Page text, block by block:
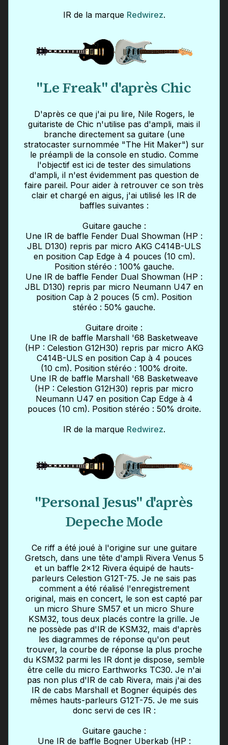
IR de la marque Redwirez.
"Le Freak" d'après Chic
D'après ce que j'ai pu lire, Nile Rogers, le
guitariste de Chic n'utilise pas d'ampli, mais il
branche directement sa guitare (une
stratocaster surnommée "The Hit Maker") sur
le préampli de la console en studio. Comme
l'objectif est ici de tester des simulations
d'ampli, il n'est évidemment pas question de
faire pareil. Pour aider à retrouver ce son très
clair et chargé en aigus, j'ai utilisé les IR de
baffles suivantes :
Guitare gauche :
Une IR de baffle Fender Dual Showman (HP :
JBL D130) repris par micro AKG C414B-ULS
en position Cap Edge à 4 pouces (10 cm).
Position stéréo : 100% gauche.
Une IR de baffle Fender Dual Showman (HP :
JBL D130) repris par micro Neumann U47 en
position Cap à 2 pouces (5 cm). Position
stéréo : 50% gauche.
Guitare droite :
Une IR de baffle Marshall '68 Basketweave
(HP : Celestion G12H30) repris par micro AKG
C414B-ULS en position Cap à 4 pouces
(10 cm). Position stéréo : 100% droite.
Une IR de baffle Marshall '68 Basketweave
(HP : Celestion G12H30) repris par micro
Neumann U47 en position Cap Edge à 4
pouces (10 cm). Position stéréo : 50% droite.
IR de la marque Redwirez.
"Personal Jesus" d'après
Depeche Mode
Ce riff a été joué à l'origine sur une guitare
Gretsch, dans une tête d'ampli Rivera Venus 5
et un baffle 2x12 Rivera équipé de hauts-
parleurs Celestion G12T-75. Je ne sais pas
comment a été réalisé l'enregistrement
original, mais en concert, le son est capté par
un micro Shure SM57 et un micro Shure
KSM32, tous deux placés contre la grille. Je
ne possède pas d'IR de KSM32, mais d'après
les diagrammes de réponse qu'on peut
trouver, la courbe de réponse la plus proche
du KSM32 parmi les IR dont je dispose, semble
être celle du micro Earthworks TC30. Je n'ai
pas non plus d'IR de cab Rivera, mais j'ai des
IR de cabs Marshall et Bogner équipés des
mêmes hauts-parleurs G12T-75. Je me suis
donc servi de ces IR :
Guitare gauche :
Une IR de baffle Bogner Uberkab (HP :